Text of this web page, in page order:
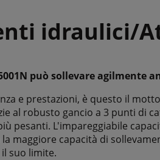
idraulici/
può sollevare agilmente
e prestazioni, è questo il
al robusto gancio a 3 punti di
pesanti. L'impareggiabile
la maggiore capacità di
suo limite.